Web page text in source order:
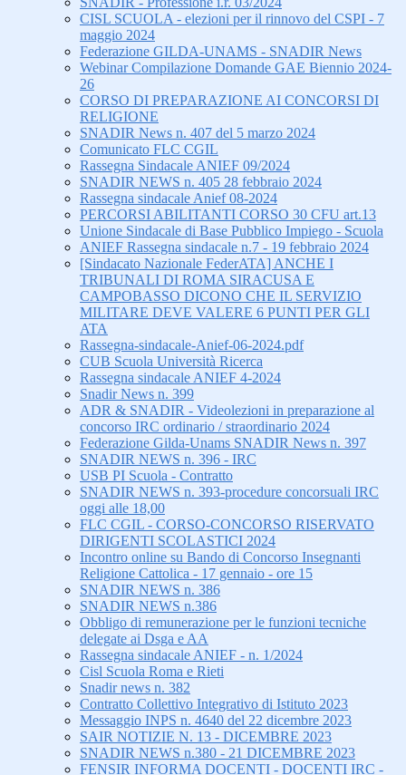
CISL SCUOLA - elezioni per il rinnovo del CSPI - 7
maggio 2024
Federazione GILDA-UNAMS - SNADIR News
Webinar Compilazione Domande GAE Biennio 2024-
26
CORSO DI PREPARAZIONE AI CONCORSI DI
RELIGIONE
SNADIR News n. 407 del 5 marzo 2024
Comunicato FLC CGIL
Rassegna Sindacale ANIEF 09/2024
SNADIR NEWS n. 405 28 febbraio 2024
Rassegna sindacale Anief 08-2024
PERCORSI ABILITANTI CORSO 30 CFU art.13
Unione Sindacale di Base Pubblico Impiego - Scuola
ANIEF Rassegna sindacale n.7 - 19 febbraio 2024
[Sindacato Nazionale FederATA] ANCHE I
TRIBUNALI DI ROMA SIRACUSA E
CAMPOBASSO DICONO CHE IL SERVIZIO
MILITARE DEVE VALERE 6 PUNTI PER GLI
ATA
Rassegna-sindacale-Anief-06-2024.pdf
CUB Scuola Università Ricerca
Rassegna sindacale ANIEF 4-2024
Snadir News n. 399
ADR & SNADIR - Videolezioni in preparazione al
concorso IRC ordinario / straordinario 2024
Federazione Gilda-Unams SNADIR News n. 397
SNADIR NEWS n. 396 - IRC
USB PI Scuola - Contratto
SNADIR NEWS n. 393-procedure concorsuali IRC
oggi alle 18,00
FLC CGIL - CORSO-CONCORSO RISERVATO
DIRIGENTI SCOLASTICI 2024
Incontro online su Bando di Concorso Insegnanti
Religione Cattolica - 17 gennaio - ore 15
SNADIR NEWS n. 386
SNADIR NEWS n.386
Obbligo di remunerazione per le funzioni tecniche
delegate ai Dsga e AA
Rassegna sindacale ANIEF - n. 1/2024
Cisl Scuola Roma e Rieti
Snadir news n. 382
Contratto Collettivo Integrativo di Istituto 2023
Messaggio INPS n. 4640 del 22 dicembre 2023
SAIR NOTIZIE N. 13 - DICEMBRE 2023
SNADIR NEWS n.380 - 21 DICEMBRE 2023
FENSIR INFORMA DOCENTI - DOCENTI IRC -